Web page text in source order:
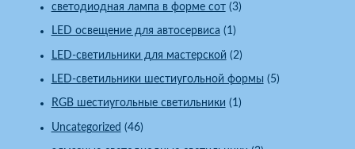
cветодиодная лампа в форме сот(3)
LED освещение для автосервиса (1)
LED-светильники для мастерской (2)
LED-светильники шестиугольной формы (5)
RGB шестиугольные светильники (1)
Uncategorized (46)